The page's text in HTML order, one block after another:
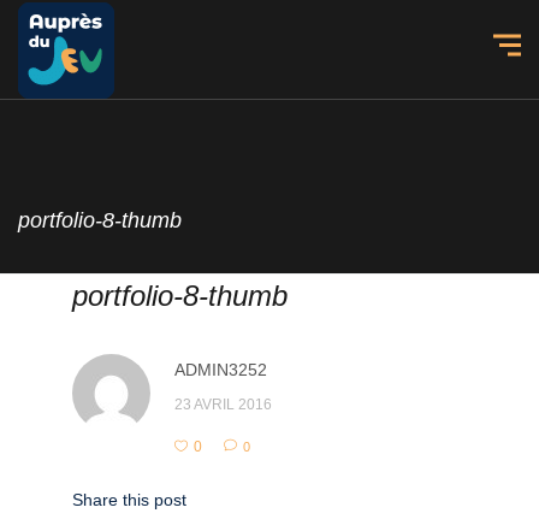
portfolio-8-thumb
portfolio-8-thumb
ADMIN3252
23 AVRIL 2016
0 0
Share this post